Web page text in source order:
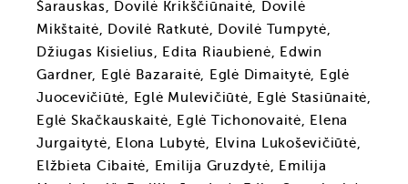
Šarauskas, Dovilė Krikščiūnaitė, Dovilė
Mikštaitė, Dovilė Ratkutė, Dovilė Tumpytė,
Džiugas Kisielius, Edita Riaubienė, Edwin
Gardner, Eglė Bazaraitė, Eglė Dimaitytė, Eglė
Juocevičiūtė, Eglė Mulevičiūtė, Eglė Stasiūnaitė,
Eglė Skačkauskaitė, Eglė Tichonovaitė, Elena
Jurgaitytė, Elona Lubytė, Elvina Lukoševičiūtė,
Elžbieta Cibaitė, Emilija Gruzdytė, Emilija